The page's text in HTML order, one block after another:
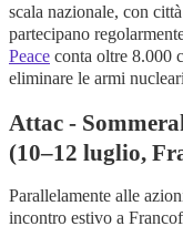
scala nazionale, con
partecipano
Peace conta oltre 8.000
eliminare le armi
Attac -
(10–12 luglio,
Parallelamente alle
incontro estivo a